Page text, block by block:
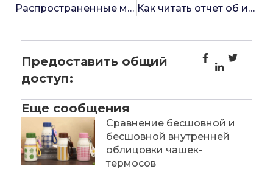
Распространенные материалы для изготовления изоляционных чашек
Как читать отчет об испытаниях детского термоса
Предоставить общий
доступ:
Еще сообщения
Сравнение бесшовной и
бесшовной внутренней
облицовки чашек-
термосов